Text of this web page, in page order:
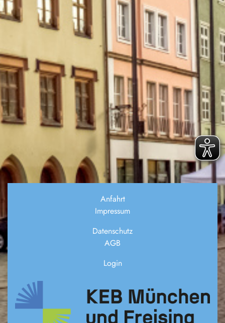
Anfahrt
Impressum
Datenschutz
AGB
Login